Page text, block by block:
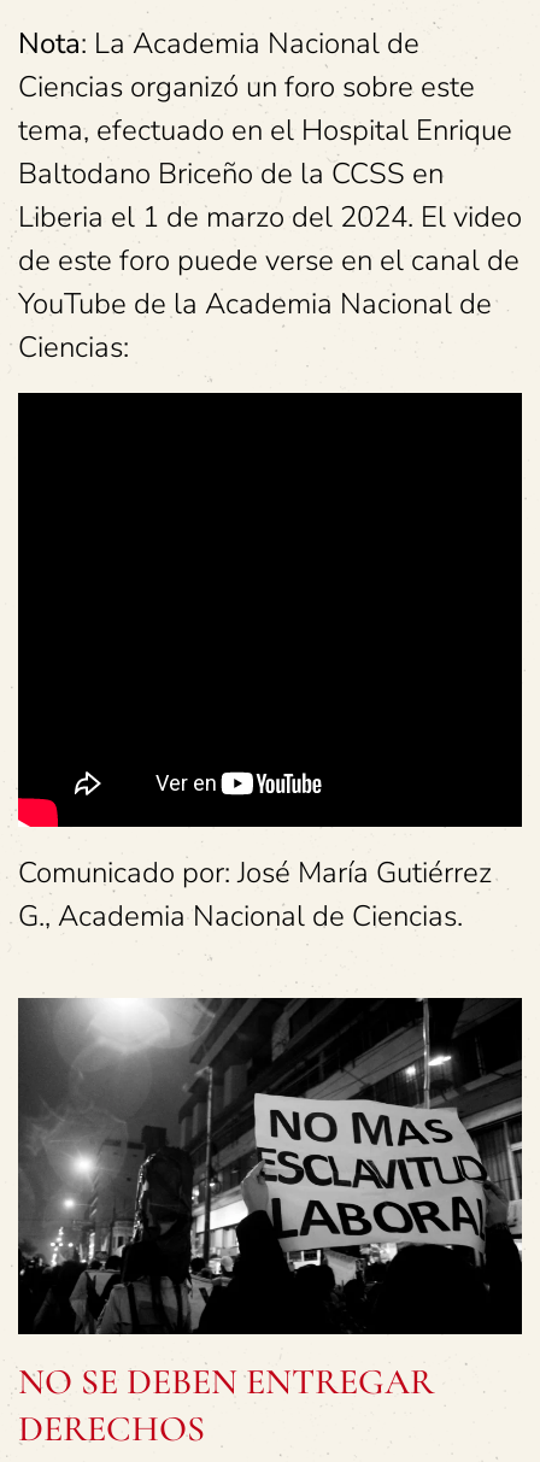
Nota: La Academia Nacional de
Ciencias organizó un foro sobre este
tema, efectuado en el Hospital Enrique
Baltodano Briceño de la CCSS en
Liberia el 1 de marzo del 2024. El video
de este foro puede verse en el canal de
YouTube de la Academia Nacional de
Ciencias:
Comunicado por: José María Gutiérrez
G., Academia Nacional de Ciencias.
NO SE DEBEN ENTREGAR
DERECHOS